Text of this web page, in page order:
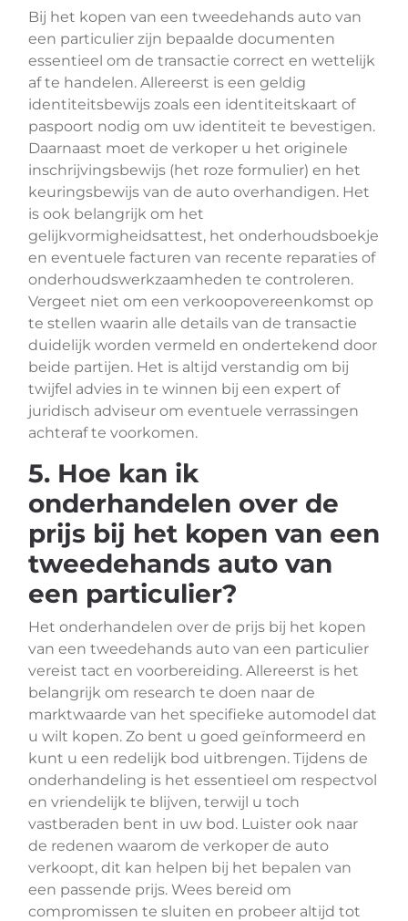
Bij het kopen van een tweedehands auto van
een particulier zijn bepaalde documenten
essentieel om de transactie correct en wettelijk
af te handelen. Allereerst is een geldig
identiteitsbewijs zoals een identiteitskaart of
paspoort nodig om uw identiteit te bevestigen.
Daarnaast moet de verkoper u het originele
inschrijvingsbewijs (het roze formulier) en het
keuringsbewijs van de auto overhandigen. Het
is ook belangrijk om het
gelijkvormigheidsattest, het onderhoudsboekje
en eventuele facturen van recente reparaties of
onderhoudswerkzaamheden te controleren.
Vergeet niet om een verkoopovereenkomst op
te stellen waarin alle details van de transactie
duidelijk worden vermeld en ondertekend door
beide partijen. Het is altijd verstandig om bij
twijfel advies in te winnen bij een expert of
juridisch adviseur om eventuele verrassingen
achteraf te voorkomen.
5. Hoe kan ik
onderhandelen over de
prijs bij het kopen van een
tweedehands auto van
een particulier?
Het onderhandelen over de prijs bij het kopen
van een tweedehands auto van een particulier
vereist tact en voorbereiding. Allereerst is het
belangrijk om research te doen naar de
marktwaarde van het specifieke automodel dat
u wilt kopen. Zo bent u goed geïnformeerd en
kunt u een redelijk bod uitbrengen. Tijdens de
onderhandeling is het essentieel om respectvol
en vriendelijk te blijven, terwijl u toch
vastberaden bent in uw bod. Luister ook naar
de redenen waarom de verkoper de auto
verkoopt, dit kan helpen bij het bepalen van
een passende prijs. Wees bereid om
compromissen te sluiten en probeer altijd tot